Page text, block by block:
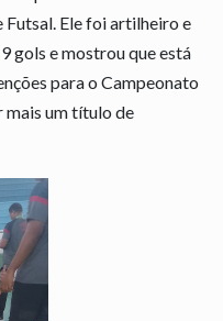
Futsal. Ele foi artilheiro e
gols e mostrou que está
para o Campeonato
mais um título de